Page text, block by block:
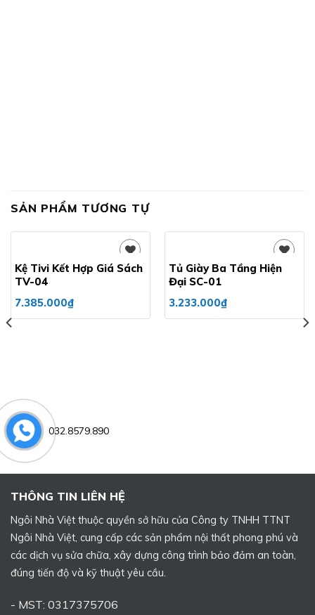
SẢN PHẨM TƯƠNG TỰ
Kệ Tivi Kết Hợp Giá Sách
TV-04
7.385.000₫
Tủ Giày Ba Tầng Hiện
Đại SC-01
3.233.000₫
THÔNG TIN LIÊN HỆ
Ngôi Nhà Việt thuộc quyền sở hữu của Công ty TNHH TTNT
Ngôi Nhà Việt, cung cấp các sản phẩm nội thất phong phú và
các dịch vụ sửa chữa, xây dựng công trình bảo đảm an toàn,
đúng tiến độ và kỹ thuật yêu cầu.
- MST: 0317375706
032.8579.890